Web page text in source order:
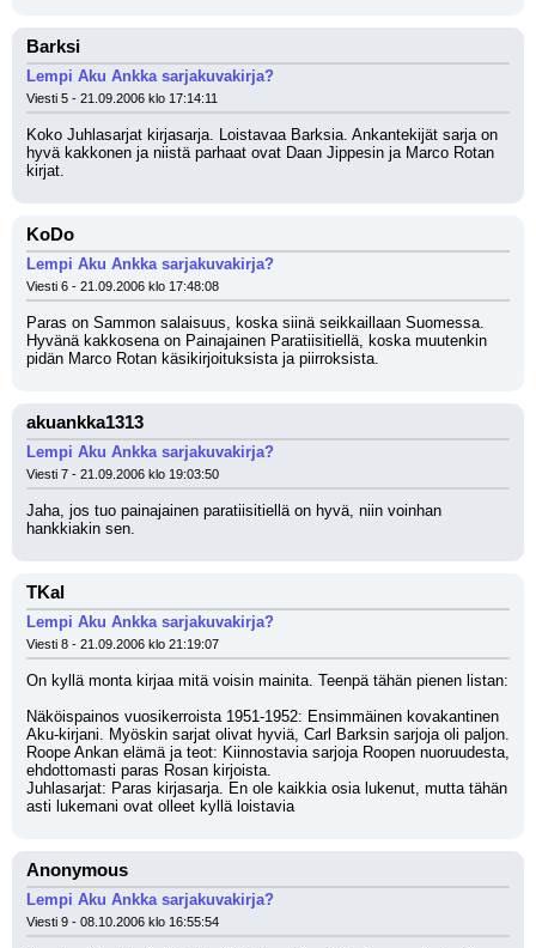
Barksi
Lempi Aku Ankka sarjakuvakirja?
Viesti 5 - 21.09.2006 klo 17:14:11
Koko Juhlasarjat kirjasarja. Loistavaa Barksia. Ankantekijät sarja on
hyvä kakkonen ja niistä parhaat ovat Daan Jippesin ja Marco Rotan
kirjat.
KoDo
Lempi Aku Ankka sarjakuvakirja?
Viesti 6 - 21.09.2006 klo 17:48:08
Paras on Sammon salaisuus, koska siinä seikkaillaan Suomessa.
Hyvänä kakkosena on Painajainen Paratiisitiellä, koska muutenkin
pidän Marco Rotan käsikirjoituksista ja piirroksista.
akuankka1313
Lempi Aku Ankka sarjakuvakirja?
Viesti 7 - 21.09.2006 klo 19:03:50
Jaha, jos tuo painajainen paratiisitiellä on hyvä, niin voinhan
hankkiakin sen.
TKal
Lempi Aku Ankka sarjakuvakirja?
Viesti 8 - 21.09.2006 klo 21:19:07
On kyllä monta kirjaa mitä voisin mainita. Teenpä tähän pienen listan:
Näköispainos vuosikerroista 1951-1952: Ensimmäinen kovakantinen
Aku-kirjani. Myöskin sarjat olivat hyviä, Carl Barksin sarjoja oli paljon.
Roope Ankan elämä ja teot: Kiinnostavia sarjoja Roopen nuoruudesta,
ehdottomasti paras Rosan kirjoista.
Juhlasarjat: Paras kirjasarja. En ole kaikkia osia lukenut, mutta tähän
asti lukemani ovat olleet kyllä loistavia
Anonymous
Lempi Aku Ankka sarjakuvakirja?
Viesti 9 - 08.10.2006 klo 16:55:54